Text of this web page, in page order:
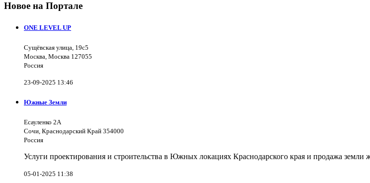
Новое на Портале
ONE LEVEL UP
Сущёвская улица, 19с5
Москва, Москва 127055
Россия
23-09-2025 13:46
Южные Земли
Есауленко 2А
Сочи, Краснодарский Край 354000
Россия
Услуги проектирования и строительства в Южных локациях Краснодарского края и продажа
05-01-2025 11:38